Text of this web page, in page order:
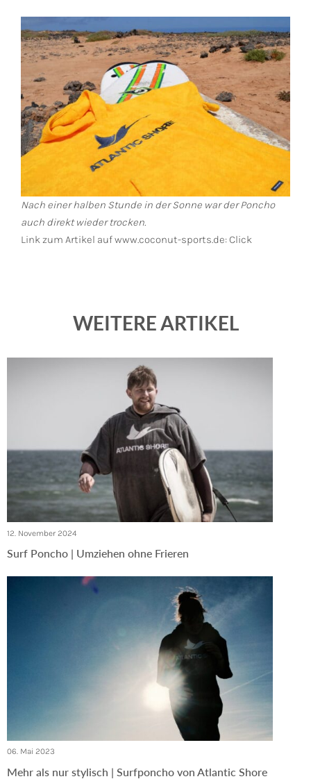
Nach einer halben Stunde in der Sonne war der Poncho
auch direkt wieder trocken.
Link zum Artikel auf www.coconut-sports.de:Click
WEITERE ARTIKEL
12. November 2024
Surf Poncho | Umziehen ohne Frieren
06. Mai 2023
Mehr als nur stylisch | Surfponcho von Atlantic Shore